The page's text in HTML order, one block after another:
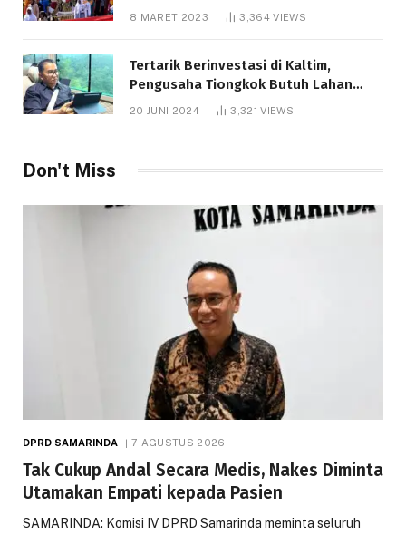
8 MARET 2023 3,364VIEWS
Tertarik Berinvestasi di Kaltim,
Pengusaha Tiongkok Butuh Lahan
1.000 Hektare
20 JUNI 2024 3,321VIEWS
Don't Miss
DPRD SAMARINDA 7 AGUSTUS 2026
Tak Cukup Andal Secara Medis, Nakes Diminta
Utamakan Empati kepada Pasien
SAMARINDA: Komisi IV DPRD Samarinda meminta seluruh